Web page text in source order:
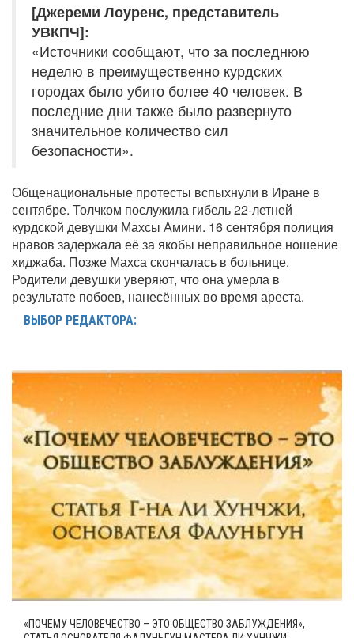
[Джереми Лоуренс, представитель
УВКПЧ]:
«Источники сообщают, что за последнюю
неделю в преимущественно курдских
городах было убито более 40 человек. В
последние дни также было развернуто
значительное количество сил
безопасности».
Общенациональные протесты вспыхнули в Иране в
сентябре. Толчком послужила гибель 22-летней
курдской девушки Махсы Амини. 16 сентября полиция
нравов задержала её за якобы неправильное ношение
хиджаба. Позже Махса скончалась в больнице.
Родители девушки уверяют, что она умерла в
результате побоев, нанесённых во время ареста.
ВЫБОР РЕДАКТОРА:
«ПОЧЕМУ ЧЕЛОВЕЧЕСТВО – ЭТО ОБЩЕСТВО ЗАБЛУЖДЕНИЯ»,